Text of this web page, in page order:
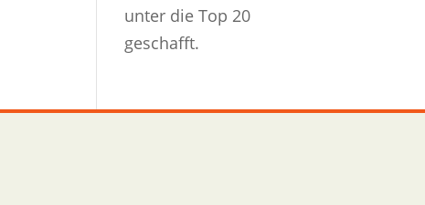
unter die Top 20
geschafft.